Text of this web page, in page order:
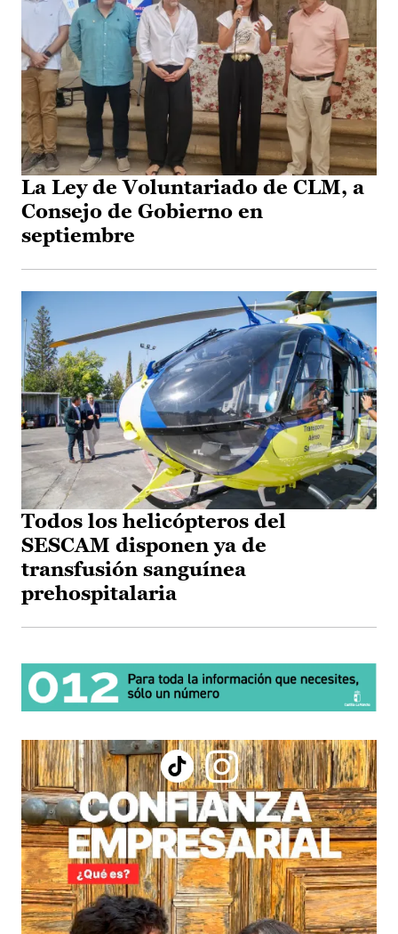
La Ley de Voluntariado de CLM, a
Consejo de Gobierno en
septiembre
Todos los helicópteros del
SESCAM disponen ya de
transfusión sanguínea
prehospitalaria